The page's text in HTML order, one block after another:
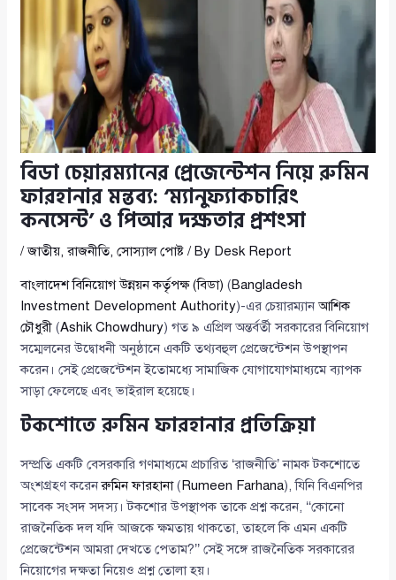
বিডা চেয়ারম্যানের প্রেজেন্টেশন নিয়ে রুমিন
ফারহানার মন্তব্য: ‘ম্যানুফ্যাকচারিং
কনসেন্ট’ ও পিআর দক্ষতার প্রশংসা
/জাতীয়,রাজনীতি,সোস্যাল পোষ্ট / By Desk Report
বাংলাদেশ বিনিয়োগ উন্নয়ন কর্তৃপক্ষ (বিডা) (Bangladesh
Investment Development Authority)-এর চেয়ারম্যানআশিক
চৌধুরী (Ashik Chowdhury) গত ৯ এপ্রিল অন্তর্বর্তী সরকারের বিনিয়োগ
সম্মেলনের উদ্বোধনী অনুষ্ঠানে একটি তথ্যবহুল প্রেজেন্টেশন উপস্থাপন
করেন। সেই প্রেজেন্টেশন ইতোমধ্যে সামাজিক যোগাযোগমাধ্যমে ব্যাপক
সাড়া ফেলেছে এবং ভাইরাল হয়েছে।
টকশোতে রুমিন ফারহানার প্রতিক্রিয়া
সম্প্রতি একটি বেসরকারি গণমাধ্যমে প্রচারিত ‘রাজনীতি’ নামক টকশোতে
অংশগ্রহণ করেনরুমিন ফারহানা( Rumeen Farhana), যিনি বিএনপির
সাবেক সংসদ সদস্য। টকশোর উপস্থাপক তাকে প্রশ্ন করেন, ‘‘কোনো
রাজনৈতিক দল যদি আজকে ক্ষমতায় থাকতো, তাহলে কি এমন একটি
প্রেজেন্টেশন আমরা দেখতে পেতাম?’’ সেই সঙ্গে রাজনৈতিক সরকারের
নিয়োগের দক্ষতা নিয়েও প্রশ্ন তোলা হয়।